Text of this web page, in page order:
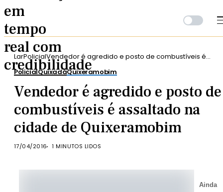
LarPolicialVendedor é agredido e posto de combustíveis é
assaltado na cidade de Quixeramobim
PolicialQuixadáQuixeramobim
Vendedor é agredido e posto de
combustíveis é assaltado na
cidade de Quixeramobim
17/04/2016 1 MINUTOS LIDOS
Ainda